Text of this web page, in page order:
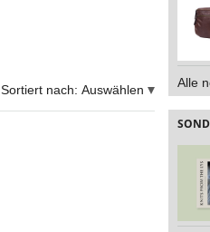
Sortiert nach: Auswählen Alle